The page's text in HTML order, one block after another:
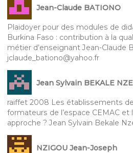
Jean-Claude BATIONO
Plaidoyer pour des modules de
Burkina Faso : contribution à la
métier d’enseignant Jean-Claude
jclaude_bationo@yahoo.fr
Jean Sylvain BEKALE NZE
raiffet 2008 Les établissements
formateurs de l’espace CEMAC
approche ? Jean Sylvain Bekale
NZIGOU Jean-Joseph